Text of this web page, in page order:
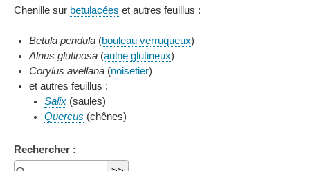
Chenille sur betulacées et autres feuillus :
Betula pendula(bouleau verruqueux)
Alnus glutinosa(aulne glutineux)
Corylus avellana(noisetier)
et autres feuillus :
Salix(saules)
Quercus (chênes)
Rechercher :